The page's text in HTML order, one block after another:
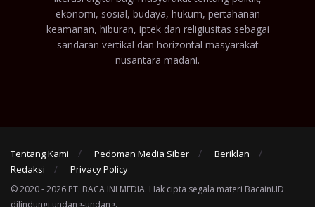
ekonomi, sosial, budaya, hukum, pertahanan
keamanan, hiburan, iptek dan religiusitas sebagai
sandaran vertikal dan horizontal masyarakat
nusantara madani.
Tentang Kami Pedoman Media Siber
Beriklan
Redaksi
Privacy Policy
© 2020 - 2026 PT. BACA INI MEDIA. Hak cipta segala materi Bacaini.ID
dilindungi undang-undang.